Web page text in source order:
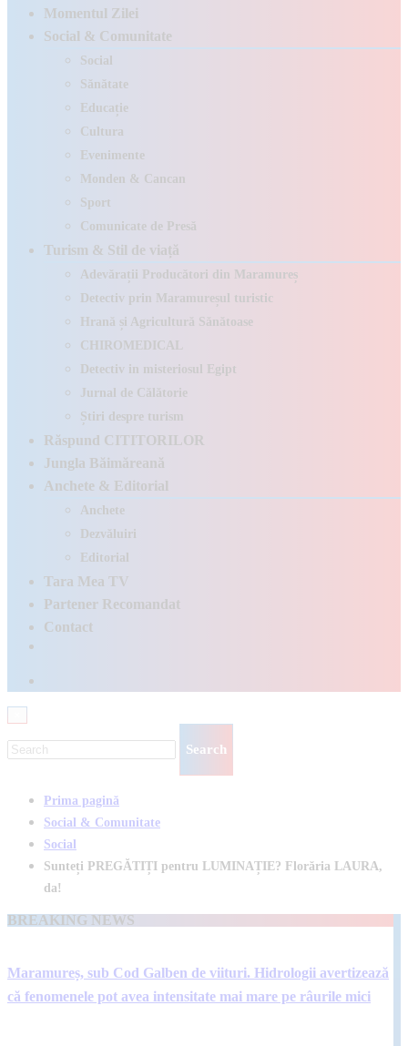
Momentul Zilei
Social & Comunitate
Social
Sănătate
Educație
Cultura
Evenimente
Monden & Cancan
Sport
Comunicate de Presă
Turism & Stil de viață
Adevărații Producători din Maramureș
Detectiv prin Maramureșul turistic
Hrană și Agricultură Sănătoase
CHIROMEDICAL
Detectiv in misteriosul Egipt
Jurnal de Călătorie
Știri despre turism
Răspund CITITORILOR
Jungla Băimăreană
Anchete & Editorial
Anchete
Dezvăluiri
Editorial
Tara Mea TV
Partener Recomandat
Contact
Prima pagină
Social & Comunitate
Social
Sunteți PREGĂTIȚI pentru LUMINAȚIE? Florăria LAURA,
da!
BREAKING NEWS
Maramureș, sub Cod Galben de viituri. Hidrologii avertizează
că fenomenele pot avea intensitate mai mare pe râurile mici